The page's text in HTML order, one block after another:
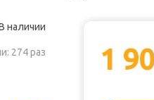
наличии
274 раз 1